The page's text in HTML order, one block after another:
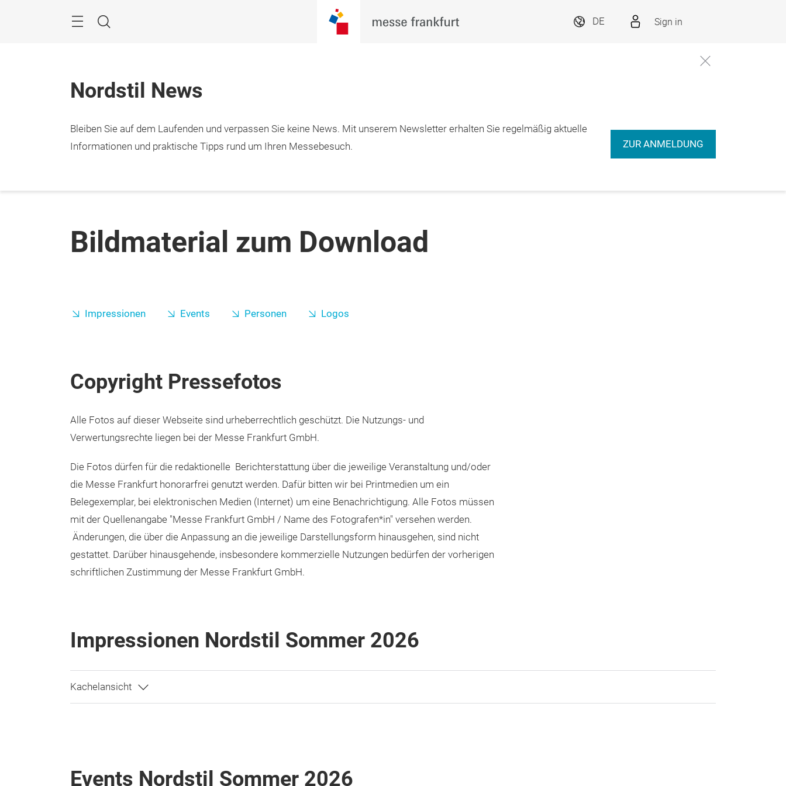
Suche
DE Sign in
Nordstil News
Bleiben Sie auf dem Laufenden und verpassen Sie keine News. Mit unserem Newsletter erhalten Sie regelmäßig aktuelle
Informationen und praktische Tipps rund um Ihren Messebesuch.
ZUR ANMELDUNG
Bildmaterial zum Download
Impressionen Events Personen Logos
Copyright Pressefotos
Alle Fotos auf dieser Webseite sind urheberrechtlich geschützt. Die Nutzungs- und
Verwertungsrechte liegen bei der Messe Frankfurt GmbH.
Die Fotos dürfen für die redaktionelle Berichterstattung über die jeweilige Veranstaltung und/oder
die Messe Frankfurt honorarfrei genutzt werden. Dafür bitten wir bei Printmedien um ein
Belegexemplar, bei elektronischen Medien (Internet) um eine Benachrichtigung. Alle Fotos müssen
mit der Quellenangabe "Messe Frankfurt GmbH / Name des Fotografen*in" versehen werden.
Änderungen, die über die Anpassung an die jeweilige Darstellungsform hinausgehen, sind nicht
gestattet. Darüber hinausgehende, insbesondere kommerzielle Nutzungen bedürfen der vorherigen
schriftlichen Zustimmung der Messe Frankfurt GmbH.
Impressionen Nordstil Sommer 2026
Events Nordstil Sommer 2026